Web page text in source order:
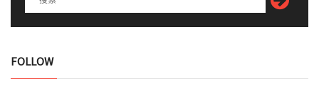
FOLLOW